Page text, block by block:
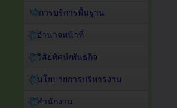
การบริการพื้นฐาน
อำนาจหน้าที่
วิสัยทัศน์/พันธกิจ
นโยบายการบริหารงาน
สำนักงาน